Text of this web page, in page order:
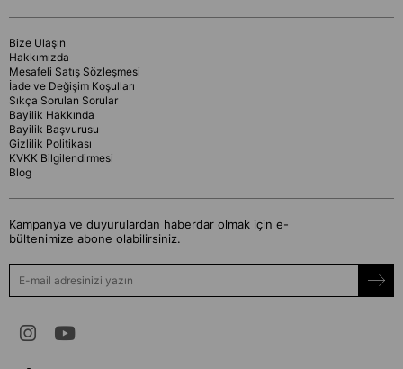
Bize Ulaşın
Hakkımızda
Mesafeli Satış Sözleşmesi
İade ve Değişim Koşulları
Sıkça Sorulan Sorular
Bayilik Hakkında
Bayilik Başvurusu
Gizlilik Politikası
KVKK Bilgilendirmesi
Blog
Kampanya ve duyurulardan haberdar olmak için e-
bültenimize abone olabilirsiniz.